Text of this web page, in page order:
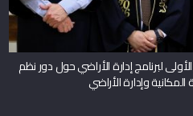
لبرنامج إدارة الأراضي حول دور نظم
وإدارة الأراضي